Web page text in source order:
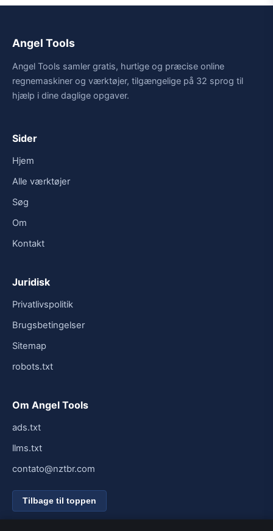
Angel Tools
Angel Tools samler gratis, hurtige og præcise online
regnemaskiner og værktøjer, tilgængelige på 32 sprog til
hjælp i dine daglige opgaver.
Sider
Hjem
Alle værktøjer
Søg
Om
Kontakt
Juridisk
Privatlivspolitik
Brugsbetingelser
Sitemap
robots.txt
Om Angel Tools
ads.txt
llms.txt
contato@nztbr.com
Tilbage til toppen